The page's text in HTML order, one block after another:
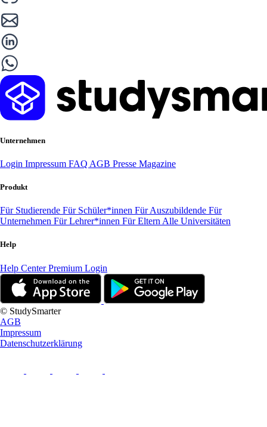
Unternehmen
Login Impressum FAQ AGB Presse Magazine
Produkt
Für Studierende Für Schüler*innen Für Auszubildende Für
Unternehmen Für Lehrer*innen Für Eltern Alle Universitäten
Help
Help CenterPremium Login
© StudySmarter
AGB
Impressum
Datenschutzerklärung